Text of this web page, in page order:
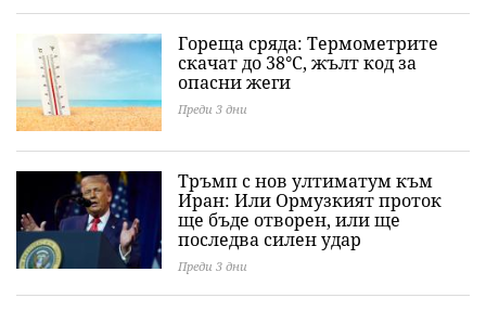
Гореща сряда: Термометрите
скачат до 38°C, жълт код за
опасни жеги
Преди 3 дни
Тръмп с нов ултиматум към
Иран: Или Ормузкият проток
ще бъде отворен, или ще
последва силен удар
Преди 3 дни